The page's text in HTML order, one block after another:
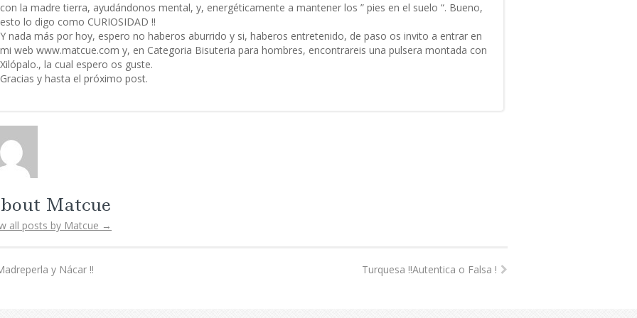
con la madre tierra, ayudándonos mental, y, energéticamente a mantener los ” pies en el suelo “. Bueno,
esto lo digo como CURIOSIDAD !!
Y nada más por hoy, espero no haberos aburrido y si, haberos entretenido, de paso os invito a entrar en
mi web www.matcue.com y, en Categoria Bisuteria para hombres, encontrareis una pulsera montada con
Xilópalo., la cual espero os guste.
Gracias y hasta el próximo post.
Matcue
all posts by Matcue →
y Nácar !! Turquesa !!Autentica o Falsa !